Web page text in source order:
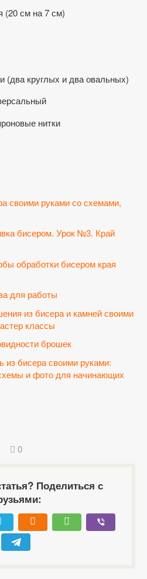
(20 см на 7 см)
(два круглых и два овальных)
нитки
своими руками со схемами,
бисером. Урок №3. Край
обработки бисером края
для работы
из бисера и камней своими
классы
брошек
из бисера своими руками:
и фото для начинающих
0
Поделиться с